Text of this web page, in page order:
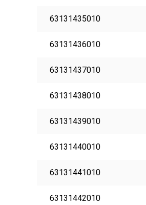
63131435010
63131436010
63131437010
63131438010
63131439010
63131440010
63131441010
63131442010